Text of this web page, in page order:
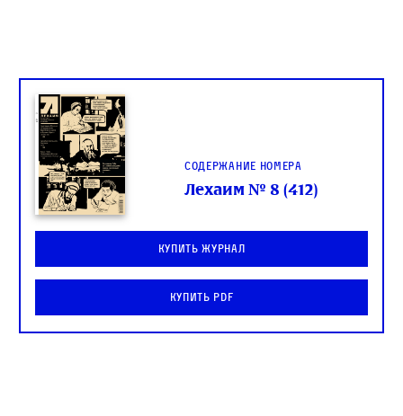
Содержание номера
Лехаим № 8 (412)
Купить журнал
Купить PDF